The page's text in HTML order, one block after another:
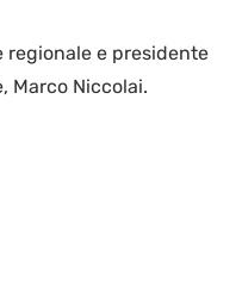
regionale e presidente
Marco Niccolai.